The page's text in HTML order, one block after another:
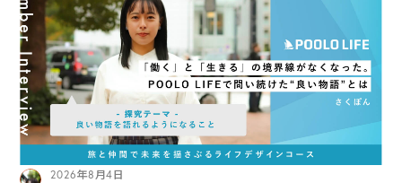
2026年8月4日